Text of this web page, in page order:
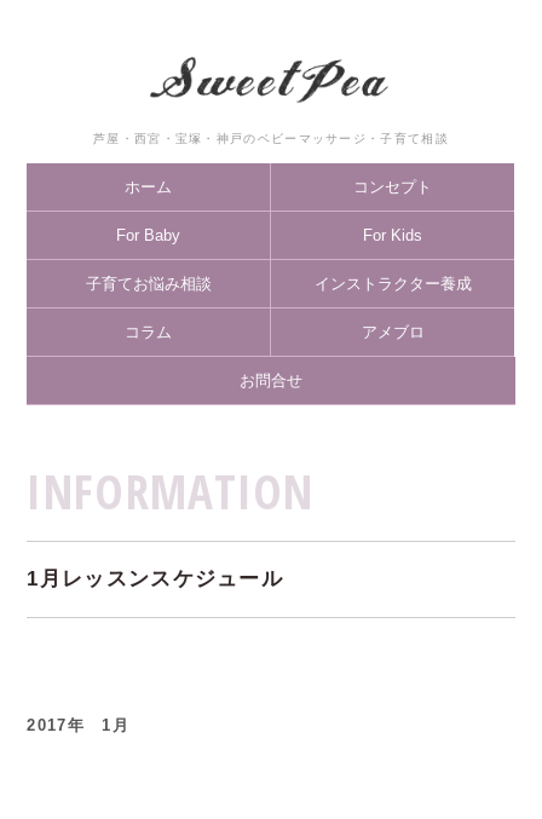
芦屋・西宮・宝塚・神戸のベビーマッサージ・子育て相談
ホーム コンセプト
For Baby For Kids
子育てお悩み相談 インストラクター養成
コラム アメブロ
お問合せ
INFORMATION
1月レッスンスケジュール
2017年 1月